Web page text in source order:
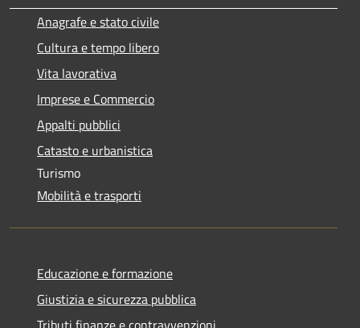
Anagrafe e stato civile
Cultura e tempo libero
Vita lavorativa
Imprese e Commercio
Appalti pubblici
Catasto e urbanistica
Turismo
Mobilità e trasporti
Educazione e formazione
Giustizia e sicurezza pubblica